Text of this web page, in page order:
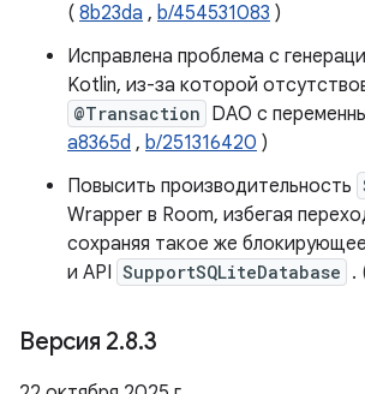
( 8b23da , b/454531083 )
Исправлена ​​проблема с
Kotlin, из-за которой
@Transaction DAO с
a8365d , b/251316420 )
Повысить производительность
Wrapper в Room, избегая
сохраняя такое же
и API SupportSQLiteDatabase .
Версия 2.8.3